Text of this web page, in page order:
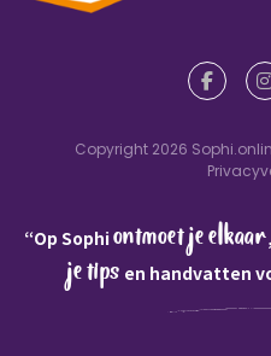
Copyright 2026
“Op Sophiontmoet je elkaar
je tips en handvatten